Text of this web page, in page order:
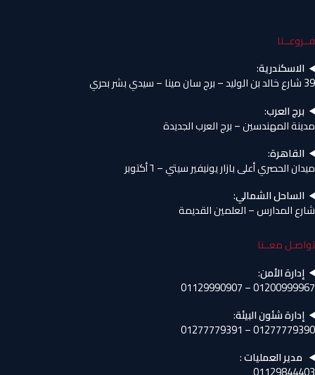
فــروعــنا
الاسكندرية:
39 شارع خالد بن الوليد – برج سان مينا – سيدي بشر بحري
برج العرب:
مدينة المهندسين – برج العرب الجديدة
القاهرة:
ميدان الحصري أعلى بازار يونيفير سيتي – ٦ أكتوبر
الساحل الشمالي:
شارع المدارس – العلمين القديمة
تواصـل معــنا
إدارة الأمن:
01200999967 – 01129990907
إدارة شئون البيئة:
01277779390 – 01277779391
مدير العمليات: